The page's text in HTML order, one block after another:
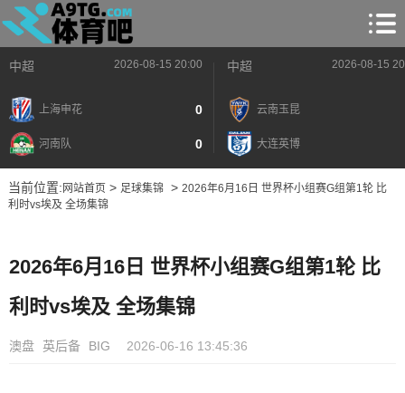
中超 2026-08-15 20:00
上海申花 0
河南队 0
中超 2026-08-15
云南玉昆
大连英博
当前位置: 网站首页> 足球集锦> 2026年6月16日 世界杯小组赛G组第1轮 比
利时vs埃及 全场集锦
2026年6月16日 世界杯小组赛G组第1轮 比
利时vs埃及 全场集锦
澳盘 英后备 BIG 2026-06-16 13:45:36